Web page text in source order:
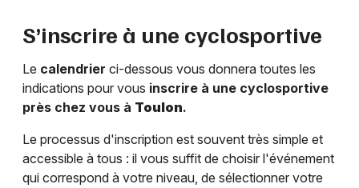
S’inscrire à une cyclosportive
Le calendrier ci-dessous vous donnera toutes les
indications pour vous inscrire à une cyclosportive
près chez vous à Toulon.
Le processus d'inscription est souvent très simple et
accessible à tous : il vous suffit de choisir l'événement
qui correspond à votre niveau, de sélectionner votre